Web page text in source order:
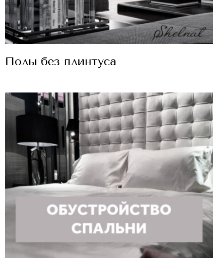
Полы без плинтуса
Курсы
Портфолио
Услуги и цены